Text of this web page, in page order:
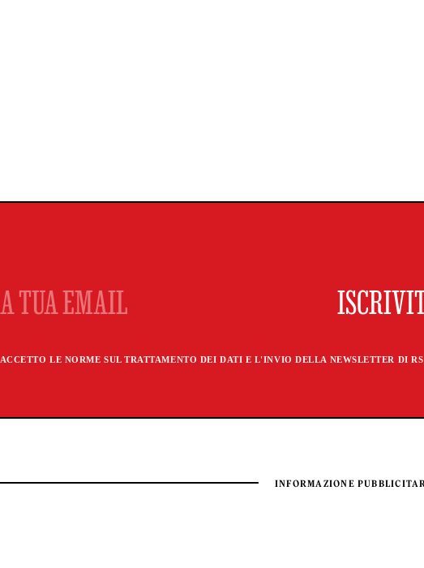
ACCETTO LE NORME SUL TRATTAMENTO DEI DATI E L'INVIO DELLA NEWSLETTER DI RS